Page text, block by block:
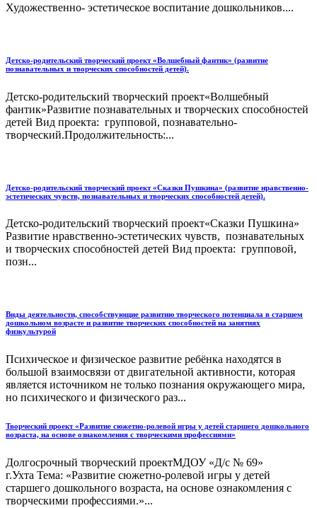
Художественно- эстетическое воспитание дошкольников....
Детско-родительский творческий проект «Волшебный фантик» (развитие
познавательных и творческих способностей детей).
Детско-родительский творческий проект«Волшебный
фантик»Развитие познавательных и творческих способностей
детей Вид проекта: групповой, познавательно-
творческий.Продолжительность:...
Детско-родительский творческий проект «Сказки Пушкина» (развитие нравственно-
эстетических чувств, познавательных и творческих способностей детей).
Детско-родительский творческий проект«Сказки Пушкина»
Развитие нравственно-эстетических чувств, познавательных
и творческих способностей детей Вид проекта: групповой,
позн...
Виды деятельности, способствующие развитию творческого потенциала в старшем
дошкольном возрасте и развитие творческих способностей на занятиях
физкультурой
Психическое и физическое развитие ребёнка находятся в
большой взаимосвязи от двигательной активности, которая
является источником не только познания окружающего мира,
но психического и физического раз...
Творческий проект «Развитие сюжетно-ролевой игры у детей старшего дошкольного
возраста, на основе ознакомления с творческими профессиями»
Долгосрочный творческий проектМДОУ «Д/с № 69»
г.Ухта Тема: «Развитие сюжетно-ролевой игры у детей
старшего дошкольного возраста, на основе ознакомления с
творческими профессиями.»...